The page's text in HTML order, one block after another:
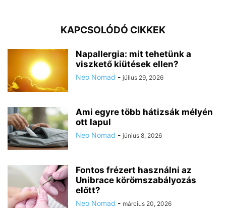
KAPCSOLÓDÓ CIKKEK
Napallergia: mit tehetünk a
viszkető kiütések ellen?
Neo Nomad - július 29, 2026
Ami egyre több hátizsák mélyén
ott lapul
Neo Nomad - június 8, 2026
Fontos frézert használni az
Unibrace körömszabályozás
előtt?
Neo Nomad - március 20, 2026